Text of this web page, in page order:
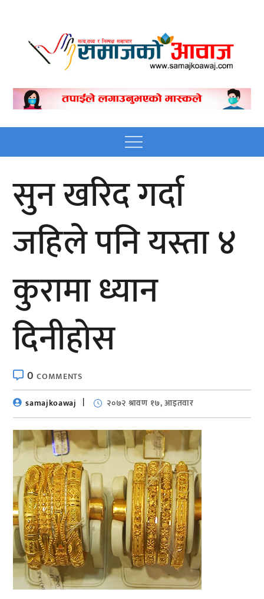
Nepali online news
portal site
Menu
सुन खरिद गर्दा
जहिले पनि यस्ता ४
कुरामा ध्यान
दिनीहाेस
0COMMENTS
samajkoawaj
२०७२ श्रावण १७, आइतवार